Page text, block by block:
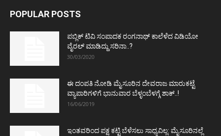
POPULAR POSTS
ಪಬ್ಲಿಕ್ ಟಿವಿ ಸಂಪಾದಕ ರಂಗನಾಥ್ ಕಾಲೆಳೆದ ವಿಡಿಯೋ
ವೈರಲ್ ಮಾಡಿದ್ದು ಸರಿನಾ..?
30/03/2020
ಈ ದಂಪತಿ ನೋಡಿ ಮೈಸೂರಿನ ದೇವರಾಜ ಮಾರುಕಟ್ಟೆ
ವ್ಯಾಪಾರಿಗಳಿಗೆ ಭಾನುವಾರ ಬೆಳ್ಳಂಬೆಳಗ್ಗೆ ಶಾಕ್..!
16/06/2019
ಇಂತವರಿಂದ ಪಕ್ಷ ಕಟ್ಟಿ ಬೆಳೆಸಲು ಸಾಧ್ಯವಿಲ್ಲ: ಮೈಸೂರಿನಲ್ಲೆ